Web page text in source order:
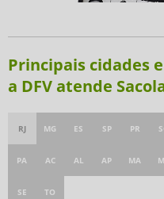
Principais cidades
a DFV atende
RJ MG ES SP PR
PA AC AL AP MA
SE TO